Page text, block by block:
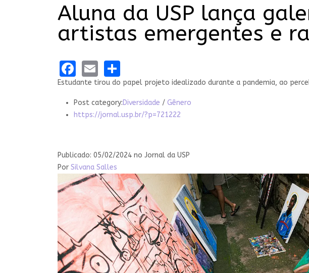
Aluna da USP lança
artistas emergentes e
Facebook
Email
Estudante tirou do papel projeto idealizado durante a pandemia, ao
Post category:Diversidade / Gênero
https://jornal.usp.br/?p=721222
Publicado: 05/02/2024 no Jornal da USP
Por Silvana Salles